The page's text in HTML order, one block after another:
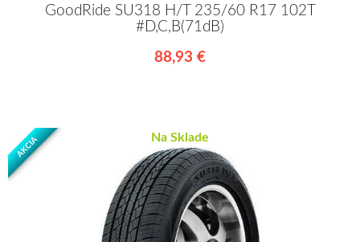
GoodRide SU318 H/T 235/60 R17 102T
#D,C,B(71dB)
88,93 €
AKCIA Na Sklade